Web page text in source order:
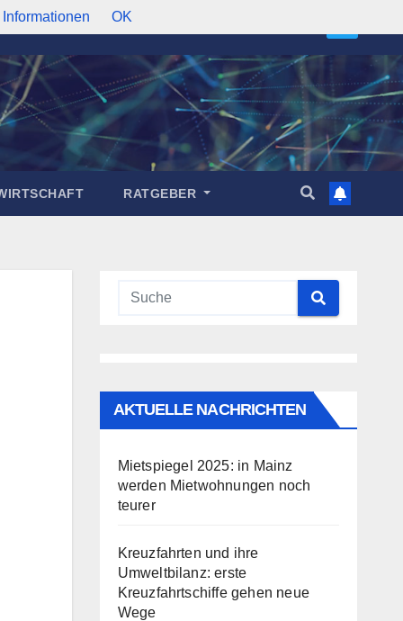
RATGEBER
AKTUELLE NACHRICHTEN
Mietspiegel 2025: in Mainz
werden Mietwohnungen noch
teurer
Kreuzfahrten und ihre
Umweltbilanz: erste
Kreuzfahrtschiffe gehen neue
Wege
OK